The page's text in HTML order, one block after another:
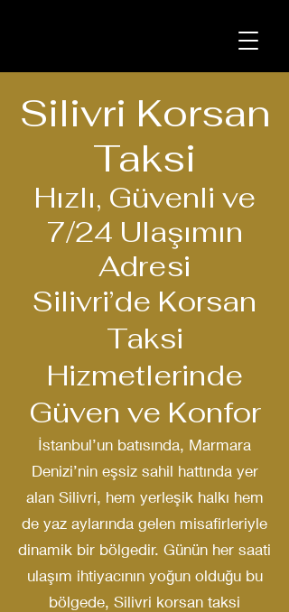
Silivri Korsan
Taksi
Hızlı, Güvenli ve
7/24 Ulaşımın
Adresi
Silivri’de Korsan
Taksi
Hizmetlerinde
Güven ve Konfor
İstanbul’un batısında, Marmara
Denizi’nin eşsiz sahil hattında yer
alan Silivri, hem yerleşik halkı hem
de yaz aylarında gelen misafirleriyle
dinamik bir bölgedir. Günün her saati
ulaşım ihtiyacının yoğun olduğu bu
bölgede, Silivri korsan taksi